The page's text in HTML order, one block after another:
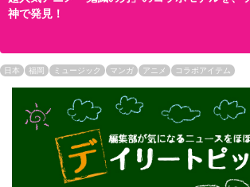
English
ภาษาไทย
tiéng Viêt
神で発見！
日本 福岡 ミュージック マンガ アニメ コラボアイテム